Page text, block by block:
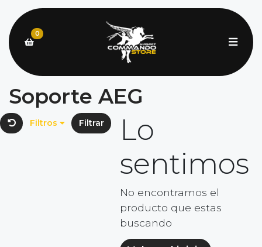
0
Soporte AEG
Filtros Filtrar
Lo
sentimos
No encontramos el
producto que estas
buscando